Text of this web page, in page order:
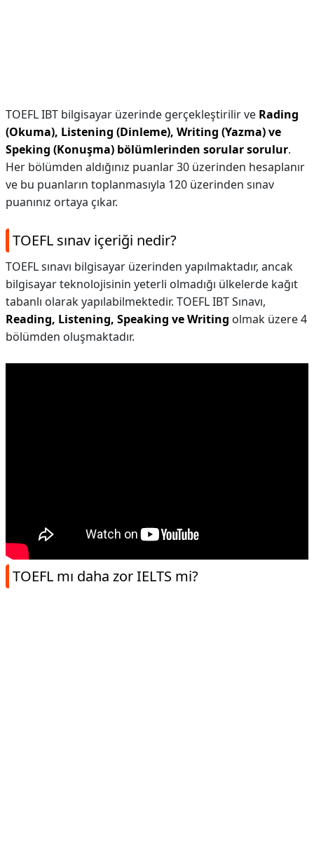
TOEFL IBT bilgisayar üzerinde gerçekleştirilir ve Rading
(Okuma), Listening (Dinleme), Writing (Yazma) ve
Speking (Konuşma) bölümlerinden sorular sorulur.
Her bölümden aldığınız puanlar 30 üzerinden hesaplanır
ve bu puanların toplanmasıyla 120 üzerinden sınav
puanınız ortaya çıkar.
TOEFL sınav içeriği nedir?
TOEFL sınavı bilgisayar üzerinden yapılmaktadır, ancak
bilgisayar teknolojisinin yeterli olmadığı ülkelerde kağıt
tabanlı olarak yapılabilmektedir. TOEFL IBT Sınavı,
Reading, Listening, Speaking ve Writing olmak üzere 4
bölümden oluşmaktadır.
TOEFL mı daha zor IELTS mi?